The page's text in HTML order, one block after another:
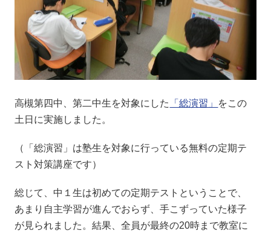
高槻第四中、第二中生を対象にした 「総演習」 をこの
土日に実施しました。
（「総演習」は塾生を対象に行っている無料の定期テ
スト対策講座です）
総じて、中１生は初めての定期テストということで、
あまり自主学習が進んでおらず、手こずっていた様子
が見られました。結果、全員が最終の20時まで教室に